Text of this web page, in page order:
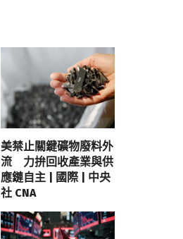
美禁止關鍵礦物廢料外
流 力拚回收產業與供
應鏈自主 | 國際 | 中央
社 CNA